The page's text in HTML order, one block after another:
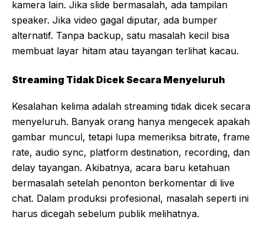
kamera lain. Jika slide bermasalah, ada tampilan
speaker. Jika video gagal diputar, ada bumper
alternatif. Tanpa backup, satu masalah kecil bisa
membuat layar hitam atau tayangan terlihat kacau.
Streaming Tidak Dicek Secara Menyeluruh
Kesalahan kelima adalah streaming tidak dicek secara
menyeluruh. Banyak orang hanya mengecek apakah
gambar muncul, tetapi lupa memeriksa bitrate, frame
rate, audio sync, platform destination, recording, dan
delay tayangan. Akibatnya, acara baru ketahuan
bermasalah setelah penonton berkomentar di live
chat. Dalam produksi profesional, masalah seperti ini
harus dicegah sebelum publik melihatnya.